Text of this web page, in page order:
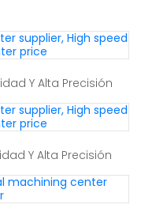
Y Alta Precisión
Y Alta Precisión